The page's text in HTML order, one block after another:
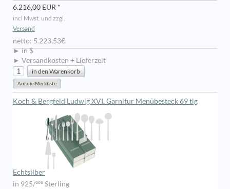
6.216,00 EUR *
incl Mwst. und zzgl.
Versand
netto: 5.223,53€
► in $
► Versandkosten + Lieferzeit
Koch & Bergfeld Ludwig XVI. Garnitur Menübesteck 69 tlg
Echtsilber
in 925/ººº Sterling